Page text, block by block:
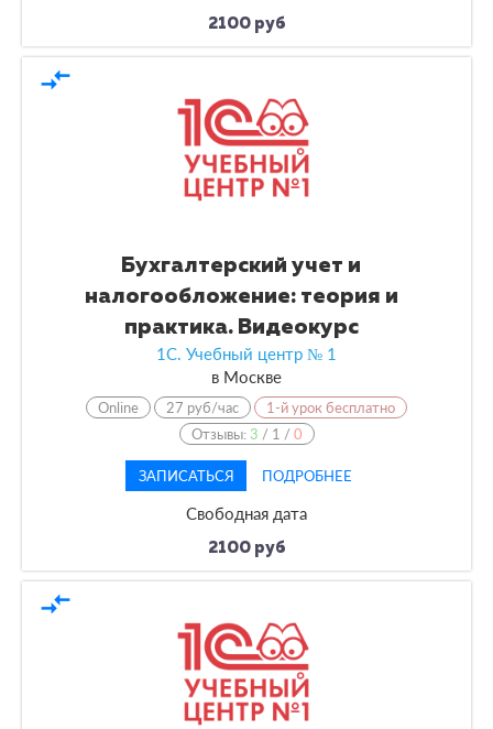
2100 руб
compare_arrows
Бухгалтерский учет и
налогообложение: теория и
практика. Видеокурс
1С. Учебный центр № 1
в Москве
Online 27 руб/час
1-й урок бесплатно
Отзывы:3 / 1 /0
ЗАПИСАТЬСЯ ПОДРОБНЕЕ
Свободная дата
2100 руб
compare_arrows